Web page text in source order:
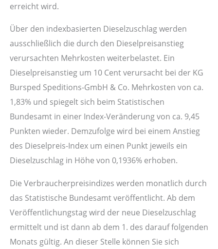
erreicht wird.
Über den indexbasierten Dieselzuschlag werden
ausschließlich die durch den Dieselpreisanstieg
verursachten Mehrkosten weiterbelastet. Ein
Dieselpreisanstieg um 10 Cent verursacht bei der KG
Bursped Speditions-GmbH & Co. Mehrkosten von ca.
1,83% und spiegelt sich beim Statistischen
Bundesamt in einer Index-Veränderung von ca. 9,45
Punkten wieder. Demzufolge wird bei einem Anstieg
des Dieselpreis-Index um einen Punkt jeweils ein
Dieselzuschlag in Höhe von 0,1936% erhoben.
Die Verbraucherpreisindizes werden monatlich durch
das Statistische Bundesamt veröffentlicht. Ab dem
Veröffentlichungstag wird der neue Dieselzuschlag
ermittelt und ist dann ab dem 1. des darauf folgenden
Monats gültig. An dieser Stelle können Sie sich